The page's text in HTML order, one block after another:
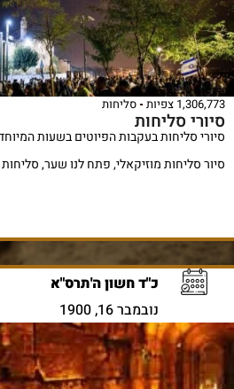
1,306,773 צפיות סליחות
סיורי סליחות
סיורי סליחות בעקבות הפיוטים בשעות
סיור סליחות מוזיקאלי, פתח לנו שער,
כ"ד חשון ה'תרס"א
נובמבר 16, 1900